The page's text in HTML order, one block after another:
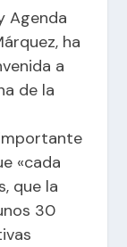
Agenda
ha
a
de la
«cada
que la
30